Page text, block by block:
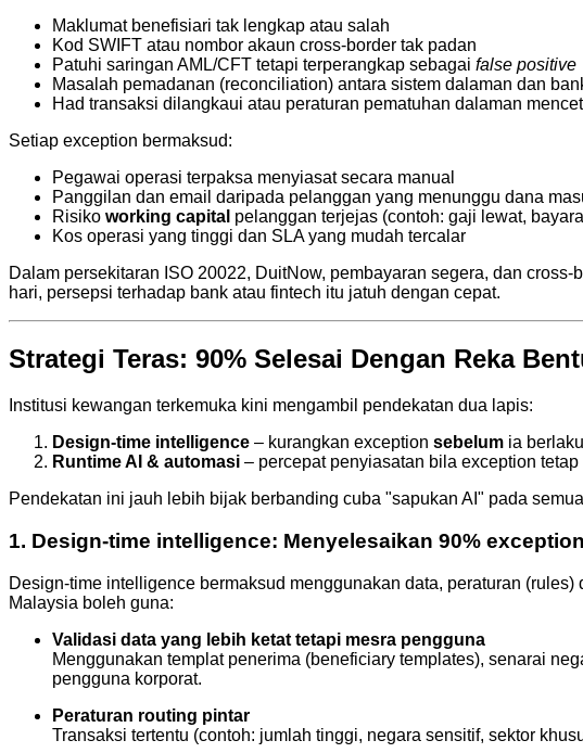
Maklumat benefisiari tak lengkap atau salah
Kod SWIFT atau nombor akaun cross-border tak padan
Patuhi saringan AML/CFT tetapi terperangkap sebagai false positive
Masalah pemadanan (reconciliation) antara sistem dalaman dan
Had transaksi dilangkaui atau peraturan pematuhan dalaman
Setiap exception bermaksud:
Pegawai operasi terpaksa menyiasat secara manual
Panggilan dan email daripada pelanggan yang menunggu dana
Risiko working capital pelanggan terjejas (contoh: gaji lewat,
Kos operasi yang tinggi dan SLA yang mudah tercalar
Dalam persekitaran ISO 20022, DuitNow, pembayaran segera, dan
hari, persepsi terhadap bank atau fintech itu jatuh dengan cepat.
Strategi Teras: 90% Selesai Dengan Reka
Institusi kewangan terkemuka kini mengambil pendekatan dua lapis:
Design-time intelligence – kurangkan exception sebelum ia berlaku
Runtime AI & automasi – percepat penyiasatan bila exception tetap
Pendekatan ini jauh lebih bijak berbanding cuba "sapukan AI" pada
1. Design-time intelligence: Menyelesaikan 90% exception
Design-time intelligence bermaksud menggunakan data, peraturan (rules)
Malaysia boleh guna:
Validasi data yang lebih ketat tetapi mesra pengguna
Menggunakan templat penerima (beneficiary templates), senarai
pengguna korporat.
Peraturan routing pintar
Transaksi tertentu (contoh: jumlah tinggi, negara sensitif, sektor